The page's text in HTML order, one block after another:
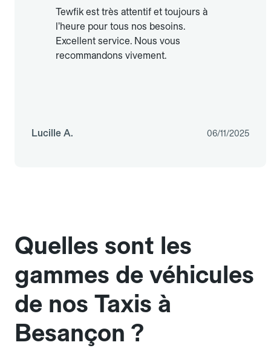
Tewfik est très attentif et toujours à
l’heure pour tous nos besoins.
Excellent service. Nous vous
recommandons vivement.
Lucille A. 06/11/2025
Quelles sont les
gammes de véhicules
de nos Taxis à
Besançon ?